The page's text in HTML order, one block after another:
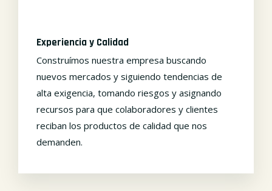
Experiencia y Calidad
Construímos nuestra empresa buscando
nuevos mercados y siguiendo tendencias de
alta exigencia, tomando riesgos y asignando
recursos para que colaboradores y clientes
reciban los productos de calidad que nos
demanden.